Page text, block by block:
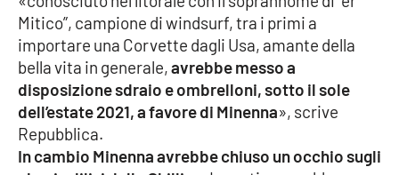
Società
Sport
RUBRICHE
Good Morning Vietnam
Mitico”, campione di windsurf, tra i primi a
importare una Corvette dagli Usa, amante della
bella vita in generale,avrebbe messo a
disposizione sdraio e ombrelloni, sotto il sole
dell’estate 2021, a favore di Minenna», scrive
Repubblica.
In cambio Minenna avrebbe chiuso un occhio sugli